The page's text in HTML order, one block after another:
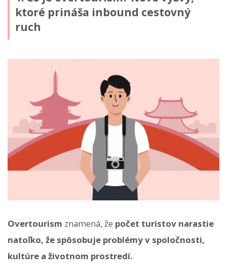
ktoré prináša inbound cestovný
ruch
Overtourism znamená, že počet turistov narastie
natoľko, že spôsobuje problémy v spoločnosti,
kultúre a životnom prostredí.